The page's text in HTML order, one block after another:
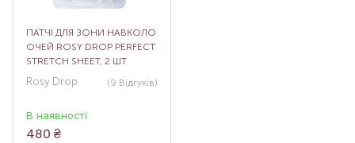
ПАТЧІ ДЛЯ ЗОНИ НАВКОЛО
ОЧЕЙ ROSY DROP PERFECT
STRETCH SHEET, 2 ШТ
Rosy Drop (9 Відгуків)
В наявності
480 ₴